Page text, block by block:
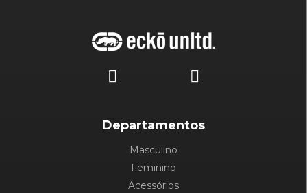
Departamentos
Masculino
Feminino
Acessórios